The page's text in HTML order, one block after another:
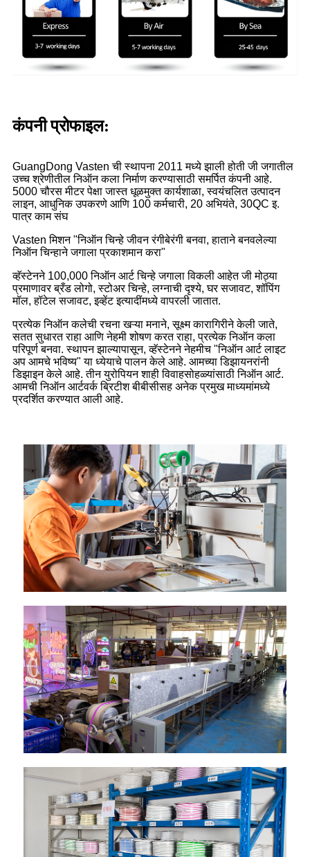
कंपनी प्रोफाइल:
GuangDong Vasten ची स्थापना 2011 मध्ये झाली होती जी जगातील
उच्च श्रेणीतील निऑन कला निर्माण करण्यासाठी समर्पित कंपनी आहे.
5000 चौरस मीटर पेक्षा जास्त धूळमुक्त कार्यशाळा, स्वयंचलित उत्पादन
लाइन, आधुनिक उपकरणे आणि 100 कर्मचारी, 20 अभियंते, 30QC इ.
पात्र काम संघ
Vasten मिशन "निऑन चिन्हे जीवन रंगीबेरंगी बनवा, हाताने बनवलेल्या
निऑन चिन्हाने जगाला प्रकाशमान करा"
व्हॅस्टेनने 100,000 निऑन आर्ट चिन्हे जगाला विकली आहेत जी मोठ्या
प्रमाणावर ब्रँड लोगो, स्टोअर चिन्हे, लग्नाची दृश्ये, घर सजावट, शॉपिंग
मॉल, हॉटेल सजावट, इव्हेंट इत्यादींमध्ये वापरली जातात.
प्रत्येक निऑन कलेची रचना खऱ्या मनाने, सूक्ष्म कारागिरीने केली जाते,
सतत सुधारत राहा आणि नेहमी शोषण करत राहा, प्रत्येक निऑन कला
परिपूर्ण बनवा. स्थापन झाल्यापासून, व्हॅस्टेनने नेहमीच "निऑन आर्ट लाइट
अप आमचे भविष्य" या ध्येयाचे पालन केले आहे. आमच्या डिझायनरांनी
डिझाइन केले आहे. तीन युरोपियन शाही विवाहसोहळ्यांसाठी निऑन आर्ट.
आमची निऑन आर्टवर्क ब्रिटीश बीबीसीसह अनेक प्रमुख माध्यमांमध्ये
प्रदर्शित करण्यात आली आहे.